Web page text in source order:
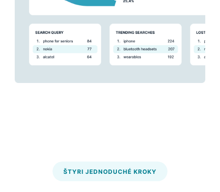
ŠTYRI JEDNODUCHÉ KROKY